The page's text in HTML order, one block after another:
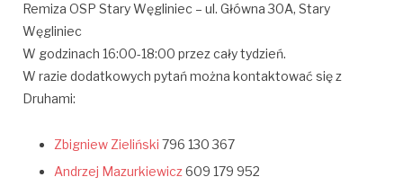
Remiza OSP Stary Węgliniec – ul. Główna 30A, Stary
Węgliniec
W godzinach 16:00-18:00 przez cały tydzień.
W razie dodatkowych pytań można kontaktować się z
Druhami:
Zbigniew Zieliński 796 130 367
Andrzej Mazurkiewicz609 179 952